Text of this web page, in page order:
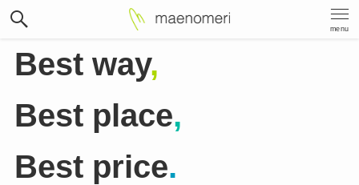
menu
Best way,
Best place,
Best price.